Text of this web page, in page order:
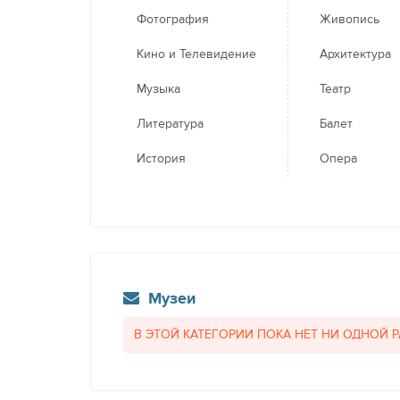
Фотография
Кино и Телевидение
Музыка
Литература
История
Живопись
Архитектура
Театр
Балет
Опера
Музеи
В ЭТОЙ КАТЕГОРИИ ПОКА НЕТ НИ ОДНОЙ